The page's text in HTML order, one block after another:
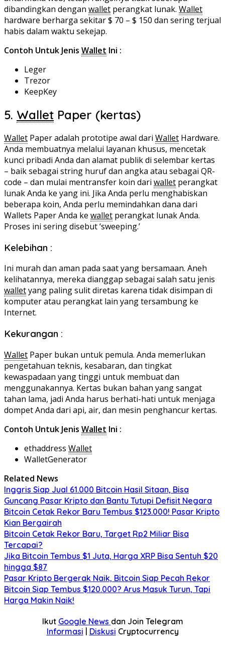
dibandingkan dengan wallet perangkat lunak. Wallet
hardware berharga sekitar $ 70 – $ 150 dan sering terjual
habis dalam waktu sekejap.
Contoh Untuk Jenis Wallet Ini :
Leger
Trezor
KeepKey
5. Wallet Paper (kertas)
Wallet Paper adalah prototipe awal dari Wallet Hardware.
Anda membuatnya melalui layanan khusus, mencetak
kunci pribadi Anda dan alamat publik di selembar kertas
– baik sebagai string huruf dan angka atau sebagai QR-
code – dan mulai mentransfer koin dari wallet perangkat
lunak Anda ke yang ini. Jika Anda perlu menghabiskan
beberapa koin, Anda perlu memindahkan dana dari
Wallets Paper Anda ke wallet perangkat lunak Anda.
Proses ini sering disebut ‘sweeping.’
Kelebihan :
Ini murah dan aman pada saat yang bersamaan. Aneh
kelihatannya, mereka dianggap sebagai salah satu jenis
walletyang paling sulit diretas karena tidak disimpan di
komputer atau perangkat lain yang tersambung ke
Internet.
Kekurangan :
Wallet Paper bukan untuk pemula. Anda memerlukan
pengetahuan teknis, kesabaran, dan tingkat
kewaspadaan yang tinggi untuk membuat dan
menggunakannya. Kertas bukan bahan yang sangat
tahan lama, jadi Anda harus berhati-hati untuk menjaga
dompet Anda dari api, air, dan mesin penghancur kertas.
Contoh Untuk Jenis Wallet Ini :
ethaddress Wallet
WalletGenerator
Related News
Inggris Siap Jual 61.000 Bitcoin Hasil Sitaan, Bisa
Guncang Pasar Kripto dan Bantu Tutupi Defisit Negara
Bitcoin Cetak Rekor Baru Tembus $123.000! Pasar Kripto
Kian Bergairah
Bitcoin Cetak Rekor Baru, Target Rp2 Miliar Bisa
Tercapai?
Jika Bitcoin Tembus $1 Juta, Harga XRP Bisa Sentuh $20
hingga $87
Pasar Kripto Bergerak Naik, Bitcoin Siap Pecah Rekor
Bitcoin Siap Tembus $120.000? Arus Masuk Turun, Tapi
Harga Makin Naik!
Ikut Google News dan Join Telegram
Informasi | Diskusi Cryptocurrency